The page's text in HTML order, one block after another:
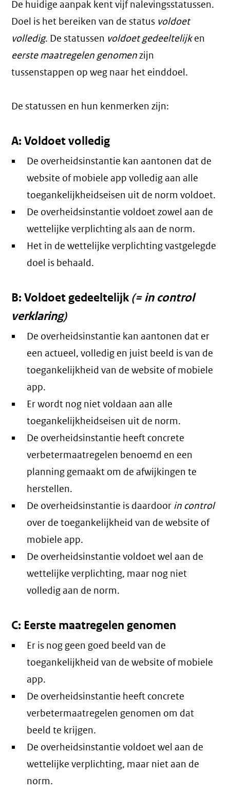
De huidige aanpak kent vijf nalevingsstatussen.
Doel is het bereiken van de status voldoet
volledig. De statussen voldoet gedeeltelijken
eerste maatregelen genomenzijn
tussenstappen op weg naar het einddoel.
De statussen en hun kenmerken zijn:
A: Voldoet volledig
De overheidsinstantie kan aantonen dat de
website of mobiele app volledig aan alle
toegankelijkheidseisen uit de norm voldoet.
De overheidsinstantie voldoet zowel aan de
wettelijke verplichting als aan de norm.
Het in de wettelijke verplichting vastgelegde
doel is behaald.
B: Voldoet gedeeltelijk(= in control
verklaring)
De overheidsinstantie kan aantonen dat er
een actueel, volledig en juist beeld is van de
toegankelijkheid van de website of mobiele
app.
Er wordt nog niet voldaan aan alle
toegankelijkheidseisen uit de norm.
De overheidsinstantie heeft concrete
verbetermaatregelen benoemd en een
planning gemaakt om de afwijkingen te
herstellen.
De overheidsinstantie is daardoor in control
over de toegankelijkheid van de website of
mobiele app.
De overheidsinstantie voldoet wel aan de
wettelijke verplichting, maar nog niet
volledig aan de norm.
C: Eerste maatregelen genomen
Er is nog geen goed beeld van de
toegankelijkheid van de website of mobiele
app.
De overheidsinstantie heeft concrete
verbetermaatregelen genomen om dat
beeld te krijgen.
De overheidsinstantie voldoet wel aan de
wettelijke verplichting, maar niet aan de
norm.